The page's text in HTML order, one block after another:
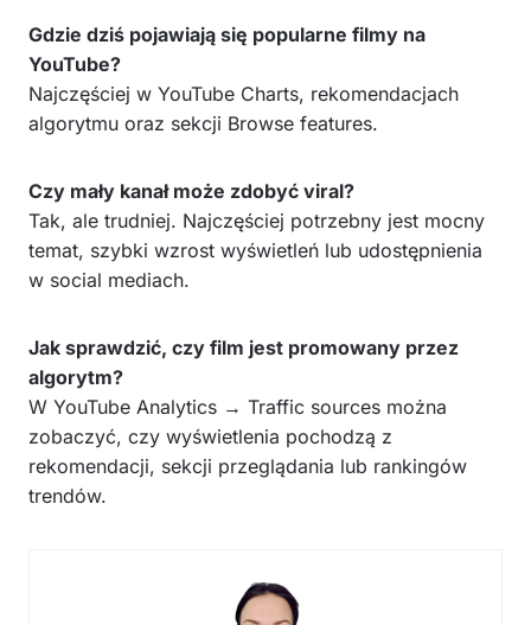
Gdzie dziś pojawiają się popularne filmy na
YouTube?
Najczęściej w YouTube Charts, rekomendacjach
algorytmu oraz sekcji Browse features.
Czy mały kanał może zdobyć viral?
Tak, ale trudniej. Najczęściej potrzebny jest mocny
temat, szybki wzrost wyświetleń lub udostępnienia
w social mediach.
Jak sprawdzić, czy film jest promowany przez
algorytm?
W YouTube Analytics → Traffic sources można
zobaczyć, czy wyświetlenia pochodzą z
rekomendacji, sekcji przeglądania lub rankingów
trendów.